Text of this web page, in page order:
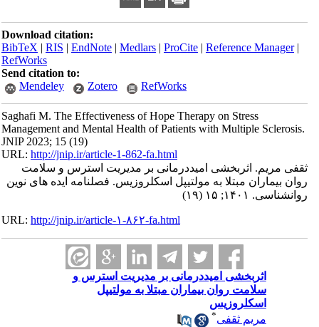
Download citation:
BibTeX|RIS|EndNote|Medlars|ProCite|Reference Manager
RefWorks
Send citation to:
Mendeley
Zotero RefWorks
Saghafi M. The Effectiveness of Hope Therapy on Stress
Management and Mental Health of Patients with Multiple Sclerosis.
JNIP 2023; 15 (19)
URL:http://jnip.ir/article-1-862-fa.html
ثقفی مریم. اثربخشی امیددرمانی بر مدیریت استرس و سلامت
روان بیماران مبتلا به مولتیپل اسکلروزیس. فصلنامه ایده های نوین
روانشناسی. ۱۴۰۱; ۱۵ (۱۹)
URL:http://jnip.ir/article-۱-۸۶۲-fa.html
اثربخشی امیددرمانی بر مدیریت استرس و
سلامت روان بیماران مبتلا به مولتیپل
اسکلروزیس
مریم ثقفی